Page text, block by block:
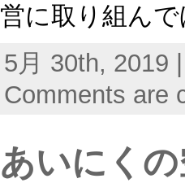
営に取り組ん
5月 30th, 2019
Comments are
あいにく